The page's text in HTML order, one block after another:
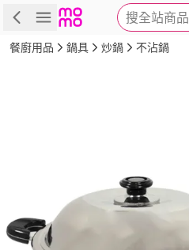
搜全站商品
商品 評價 詳情
餐廚用品 鍋具 炒鍋 不沾鍋